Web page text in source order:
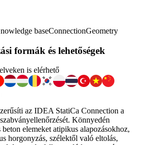
baseConnectionGeometry
formák és lehetőségek
is elérhető
az IDEA StatiCa Connection a
Könnyedén
beton elemeket atipikus alapozásokhoz,
horgonyzás, szélektől való eltolás,